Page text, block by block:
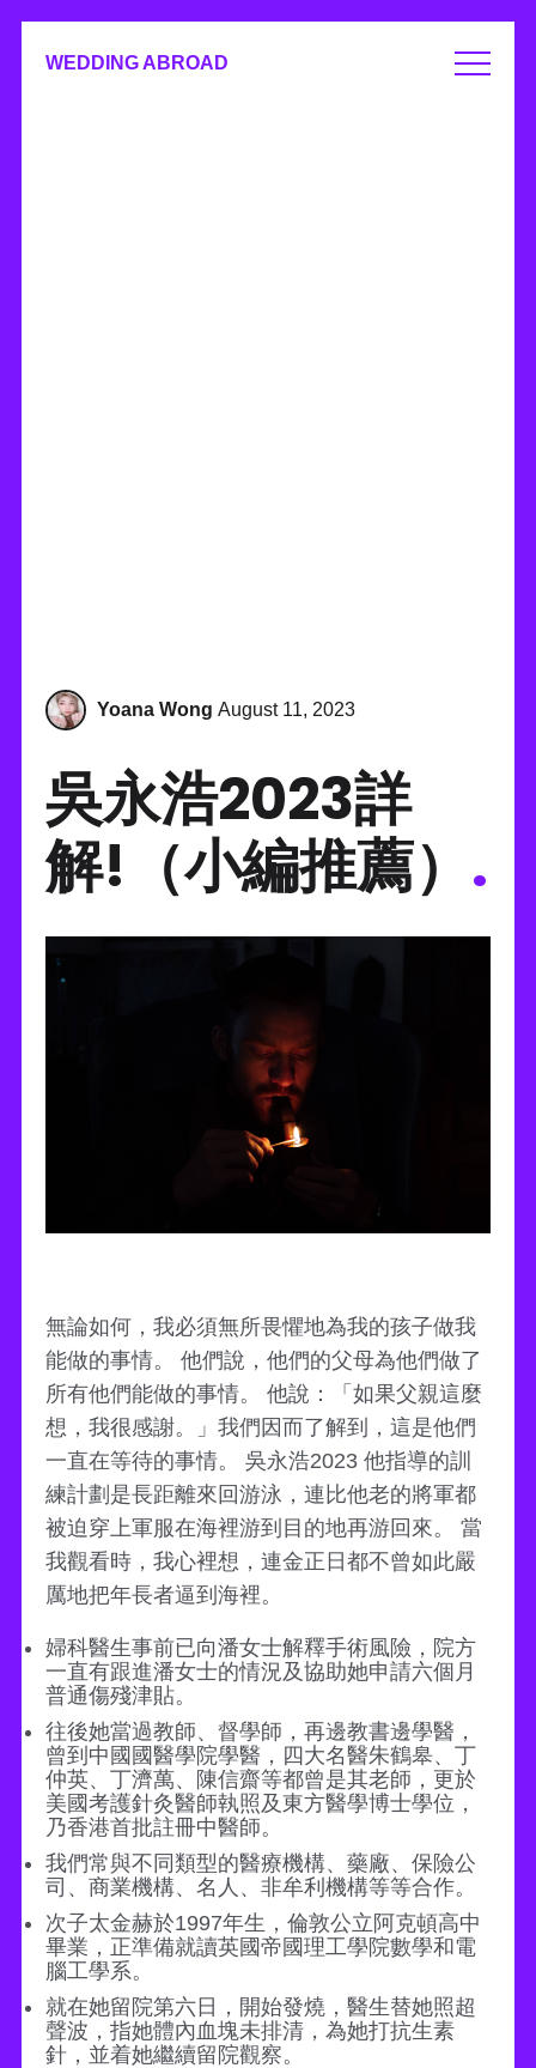
WEDDING ABROAD
Yoana Wong August 11, 2023
吳永浩2023詳
解!（小編推薦） .
無論如何，我必須無所畏懼地為我的孩子做我
能做的事情。 他們說，他們的父母為他們做了
所有他們能做的事情。 他說：「如果父親這麼
想，我很感謝。」我們因而了解到，這是他們
一直在等待的事情。 吳永浩2023 他指導的訓
練計劃是長距離來回游泳，連比他老的將軍都
被迫穿上軍服在海裡游到目的地再游回來。 當
我觀看時，我心裡想，連金正日都不曾如此嚴
厲地把年長者逼到海裡。
婦科醫生事前已向潘女士解釋手術風險，院方
一直有跟進潘女士的情況及協助她申請六個月
普通傷殘津貼。
往後她當過教師、督學師，再邊教書邊學醫，
曾到中國國醫學院學醫，四大名醫朱鶴皋、丁
仲英、丁濟萬、陳信齋等都曾是其老師，更於
美國考護針灸醫師執照及東方醫學博士學位，
乃香港首批註冊中醫師。
我們常與不同類型的醫療機構、藥廠、保險公
司、商業機構、名人、非牟利機構等等合作。
次子太金赫於1997年生，倫敦公立阿克頓高中
畢業，正準備就讀英國帝國理工學院數學和電
腦工學系。
就在她留院第六日，開始發燒，醫生替她照超
聲波，指她體內血塊未排清，為她打抗生素
針，並着她繼續留院觀察。